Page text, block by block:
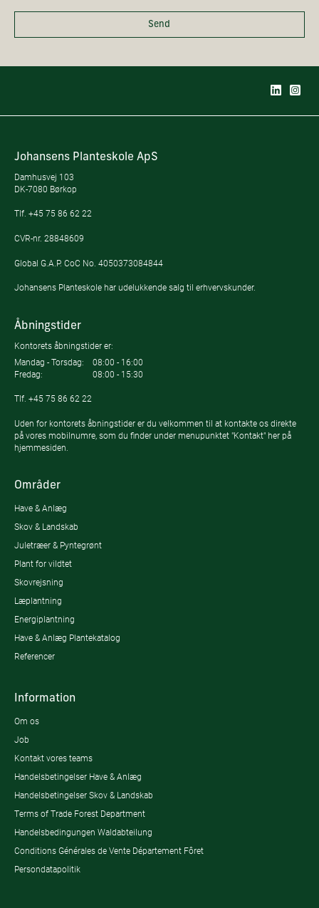
Send
Johansens Planteskole ApS
Damhusvej 103
DK-7080 Børkop
Tlf. +45 75 86 62 22
CVR-nr. 28848609
Global G.A.P. CoC No. 4050373084844
Johansens Planteskole har udelukkende salg til erhvervskunder.
Åbningstider
Kontorets åbningstider er:
Mandag - Torsdag:
08:00 - 16:00
Fredag:
08:00 - 15:30
Tlf. +45 75 86 62 22
Uden for kontorets åbningstider er du velkommen til at kontakte os direkte
på vores mobilnumre, som du finder under menupunktet "Kontakt" her på
hjemmesiden.
Områder
Have & Anlæg
Skov & Landskab
Juletræer & Pyntegrønt
Plant for vildtet
Skovrejsning
Læplantning
Energiplantning
Have & Anlæg Plantekatalog
Referencer
Information
Om os
Job
Kontakt vores teams
Handelsbetingelser Have & Anlæg
Handelsbetingelser Skov & Landskab
Terms of Trade Forest Department
Handelsbedingungen Waldabteilung
Conditions Générales de Vente Département Fôret
Persondatapolitik